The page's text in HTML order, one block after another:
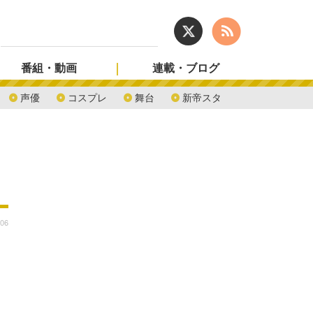
声優 コスプレ 舞台 新帝スタ
番組・動画 連載・ブログ